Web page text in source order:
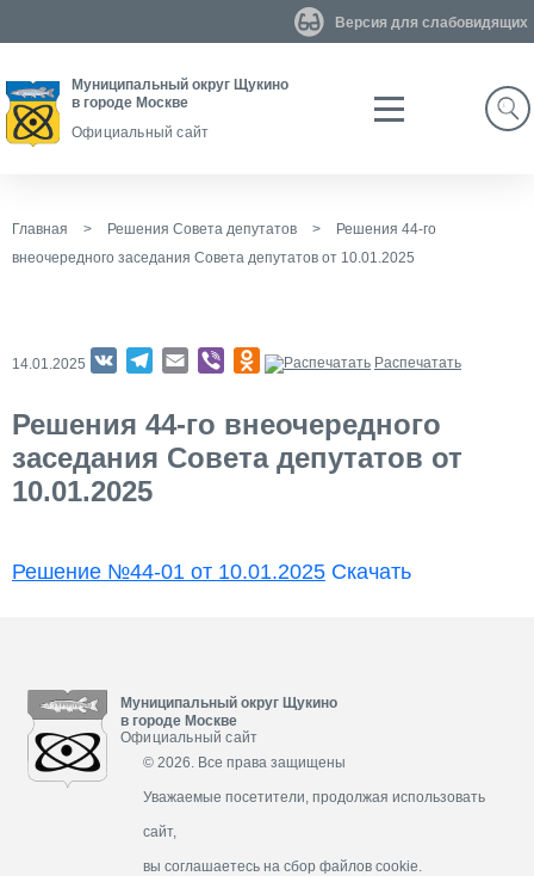
Версия для слабовидящих
Муниципальный округ Щукино
в городе Москве
Официальный сайт
Search
Главная > Решения Совета депутатов >
Решения 44-го
внеочередного заседания Совета депутатов от 10.01.2025
14.01.2025 VK Telegram
Email ViberOdnoklassnikiРаспечатать
Решения 44-го внеочередного
заседания Совета депутатов от
10.01.2025
Решение №44-01 от 10.01.2025 Скачать
Муниципальный округ Щукино
в городе Москве
Официальный сайт
© 2026. Все права защищены
Уважаемые посетители, продолжая использовать
сайт,
вы соглашаетесь на сбор файлов cookie.